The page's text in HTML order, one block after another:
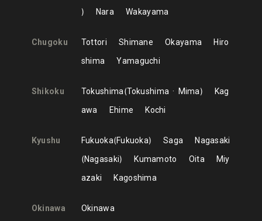
Nara
Wakayama
Chugoku Tottori Shimane Okayama
Hiro
shima
Yamaguchi
Shikoku Tokushima Tokushima Mima
Kag
awa
Ehime Kochi
Kyushu Fukuoka Fukuoka Saga
Nagasaki
Nagasaki
Kumamoto Oita
Miy
azaki
Kagoshima
Okinawa Okinawa